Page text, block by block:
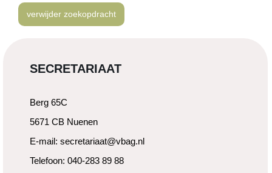
verwijder zoekopdracht
SECRETARIAAT
Berg 65C
5671 CB Nuenen
E-mail: secretariaat@vbag.nl
Telefoon: 040-283 89 88